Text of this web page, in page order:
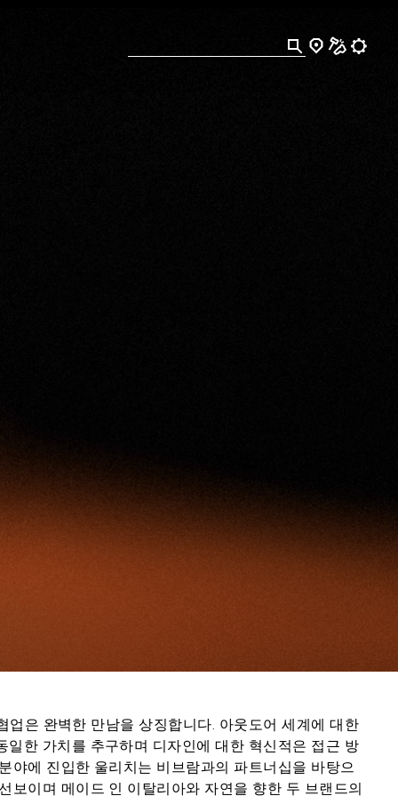
업은 완벽한 만남을 상징합니다. 아웃도어 세계에 대한
일한 가치를 추구하며 디자인에 대한 혁신적은 접근 방
야에 진입한 울리치는 비브람과의 파트너십을 바탕으
보이며 메이드 인 이탈리아와 자연을 향한 두 브랜드의